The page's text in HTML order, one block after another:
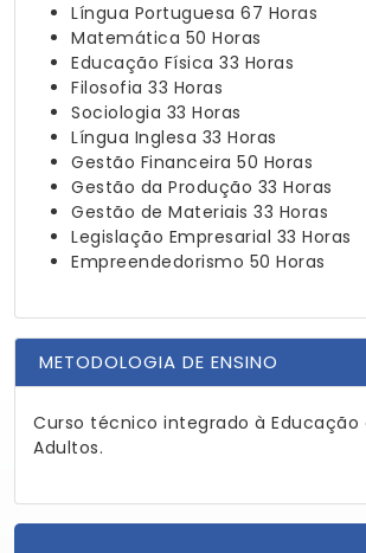
Língua Portuguesa 67 Horas
Matemática 50 Horas
Educação Física 33 Horas
Filosofia 33 Horas
Sociologia 33 Horas
Língua Inglesa 33 Horas
Gestão Financeira 50 Horas
Gestão da Produção 33 Horas
Gestão de Materiais 33 Horas
Legislação Empresarial 33 Horas
Empreendedorismo 50 Horas
METODOLOGIA DE ENSINO
Curso técnico integrado à Educação
Adultos.